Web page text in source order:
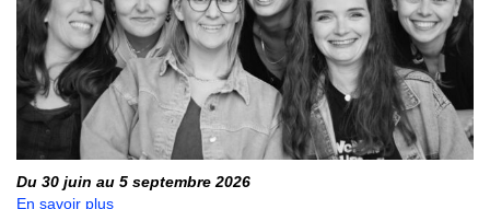
Du 30 juin au 5 septembre 2026
En savoir plus